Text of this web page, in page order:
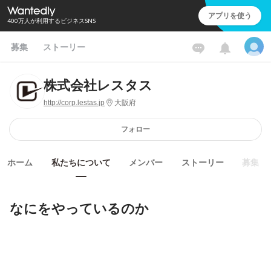
400万人が利用するビジネスSNS アプリを使う
募集 ストーリー
株式会社レスタス
http://corp.lestas.jp 大阪府
フォロー
ホーム 私たちについて メンバー ストーリー 募集
なにをやっているのか